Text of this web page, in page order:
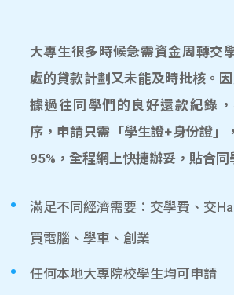
大專生很多時候急需資金周轉交
處的貸款計劃又未能及時批核。
據過往同學們的良好還款紀錄
序，申請只需「學生證+身份證」
95%，全程網上快捷辦妥，貼合同
滿足不同經濟需要：交學費、交
買電腦、學車、創業
任何本地大專院校學生均可申請